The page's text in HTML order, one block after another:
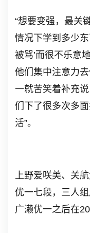
“想要变强，最关
情况下学到多少
被骂’而很不乐意
他们集中注意力
一就苦笑着补充
们下了很多次多
活”。
上野爱咲美、关
优一七段，三人
广濑优一之后在